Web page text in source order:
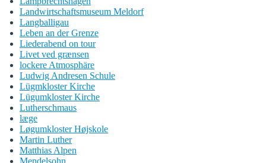
Landwirtschaftsmuseum Meldorf
Langballigau
Leben an der Grenze
Liederabend on tour
Livet ved grænsen
lockere Atmosphäre
Ludwig Andresen Schule
Lügmkloster Kirche
Lügumkloster Kirche
Lutherschmaus
læge
Løgumkloster Højskole
Martin Luther
Matthias Alpen